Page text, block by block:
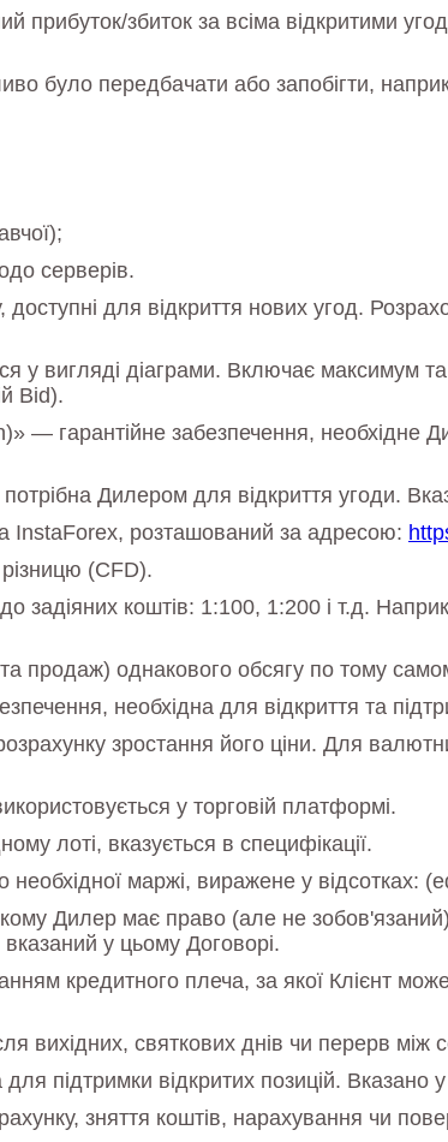
прибуток/збиток за всіма відкритими
було передбачати або запобігти,
серверів.
для відкриття нових угод.
у вигляді діаграми. Включає максимум
Bid).
гарантійне забезпечення, необхідне
Дилером для відкриття угоди.
InstaForex, розташований за адресою:
(CFD).
задіяних коштів: 1:100, 1:200 і т.д.
продаж) однакового обсягу по тому
необхідна для відкриття та
зростання його ціни. Для
у торговій платформі.
лоті, вказується в специфікації.
маржі, виражене у відсотках:
Дилер має право (але не зобов'язаний)
у цьому Договорі.
кредитного плеча, за якої Клієнт
вихідних, святкових днів чи перерв між
підтримки відкритих позицій. Вказано у
зняття коштів, нарахування чи